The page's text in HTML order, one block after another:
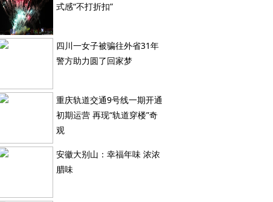
式感“不打折扣”
四川一女子被骗往外省31年
警方助力圆了回家梦
重庆轨道交通9号线一期开通
初期运营 再现“轨道穿楼”奇
观
安徽大别山：幸福年味 浓浓
腊味